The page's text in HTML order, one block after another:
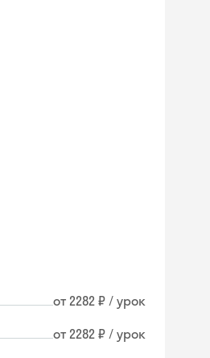
от 2282 ₽ / урок
от 2282 ₽ / урок